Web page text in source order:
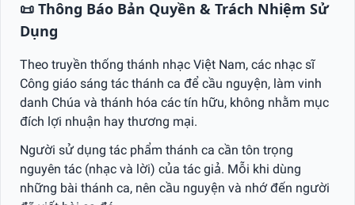
📜 Thông Báo Bản Quyền & Trách Nhiệm Sử
Dụng
Theo truyền thống thánh nhạc Việt Nam, các nhạc sĩ
Công giáo sáng tác thánh ca để cầu nguyện, làm vinh
danh Chúa và thánh hóa các tín hữu, không nhằm mục
đích lợi nhuận hay thương mại.
Người sử dụng tác phẩm thánh ca cần tôn trọng
nguyên tác (nhạc và lời) của tác giả. Mỗi khi dùng
những bài thánh ca, nên cầu nguyện và nhớ đến người